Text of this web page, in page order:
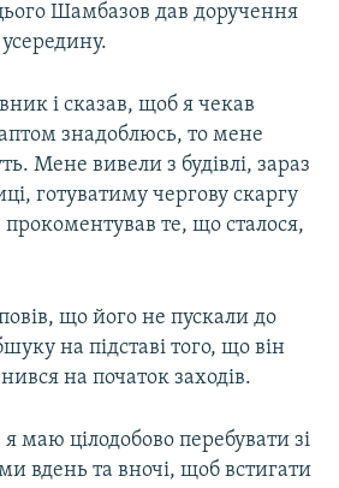
Шамбазов дав доручення
і сказав, щоб я чекав
знадоблюсь, то мене
Мене вивели з будівлі, зараз
готуватиму чергову скаргу
те, що сталося,
що його не пускали до
на підставі того, що він
на початок заходів.
маю цілодобово перебувати зі
вдень та вночі, щоб встигати